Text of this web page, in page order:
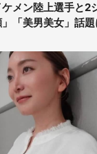
メン陸上選手と2
「美男美女」話